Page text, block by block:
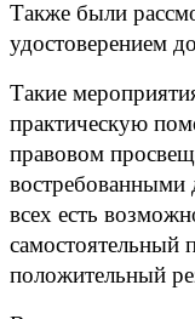
Также были
удостоверением
Такие
практическую
правовом
востребованными
всех есть
самостоятельный
положительный